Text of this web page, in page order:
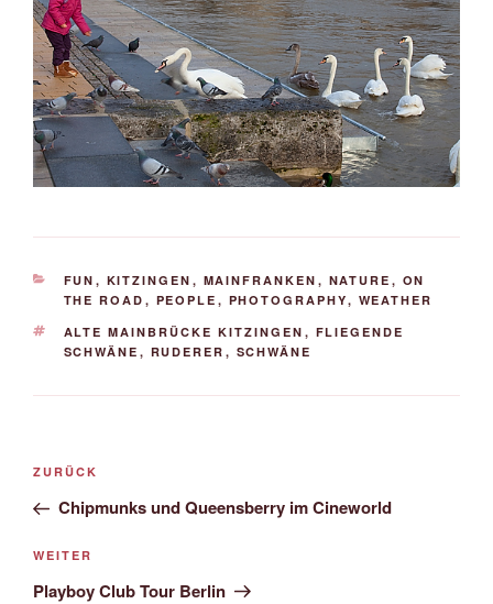
KATEGORIEN
FUN , KITZINGEN , MAINFRANKEN , NATURE , ON
THE ROAD , PEOPLE , PHOTOGRAPHY, WEATHER
SCHLAGWÖRTER
ALTE MAINBRÜCKE KITZINGEN , FLIEGENDE
SCHWÄNE , RUDERER , SCHWÄNE
Beitrags-
Vorheriger
Beitrag
ZURÜCK
Chipmunks und Queensberry im Cineworld
Nächster
Beitrag
WEITER
Playboy Club Tour Berlin